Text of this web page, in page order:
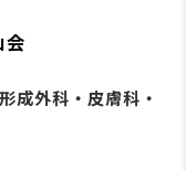
会
成外科・皮膚科・